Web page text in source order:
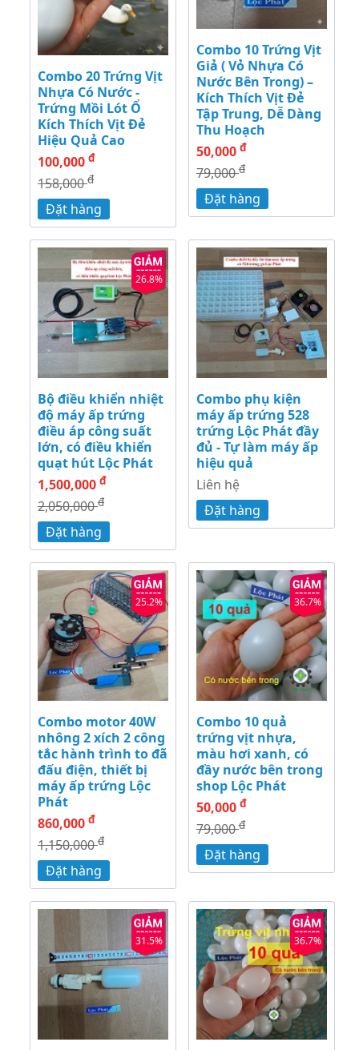
Combo 20 Trứng Vịt
Nhựa Có Nước -
Trứng Mồi Lót Ổ
Kích Thích Vịt Đẻ
Hiệu Quả Cao
100,000 đ
158,000đ
Đặt hàng
Combo 10 Trứng Vịt
Giả ( Vỏ Nhựa Có
Nước Bên Trong) –
Kích Thích Vịt Đẻ
Tập Trung, Dễ Dàng
Thu Hoạch
50,000 đ
79,000đ
Đặt hàng
26.8%
Bộ điều khiển nhiệt
độ máy ấp trứng
điều áp công suất
lớn, có điều khiển
quạt hút Lộc Phát
1,500,000 đ
2,050,000đ
Đặt hàng
Combo phụ kiện
máy ấp trứng 528
trứng Lộc Phát đầy
đủ - Tự làm máy ấp
hiệu quả
Liên hệ
Đặt hàng
25.2%
Combo motor 40W
nhông 2 xích 2 công
tắc hành trình to đã
đấu điện, thiết bị
máy ấp trứng Lộc
Phát
860,000 đ
1,150,000đ
Đặt hàng
36.7%
Combo 10 quả
trứng vịt nhựa,
màu hơi xanh, có
đầy nước bên trong
shop Lộc Phát
50,000 đ
79,000đ
Đặt hàng
31.5% 36.7%